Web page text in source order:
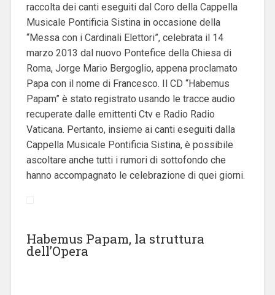
raccolta dei canti eseguiti dal Coro della Cappella
Musicale Pontificia Sistina in occasione della
“Messa con i Cardinali Elettori”, celebrata il 14
marzo 2013 dal nuovo Pontefice della Chiesa di
Roma, Jorge Mario Bergoglio, appena proclamato
Papa con il nome di Francesco. Il CD “Habemus
Papam” è stato registrato usando le tracce audio
recuperate dalle emittenti Ctv e Radio Radio
Vaticana. Pertanto, insieme ai canti eseguiti dalla
Cappella Musicale Pontificia Sistina, è possibile
ascoltare anche tutti i rumori di sottofondo che
hanno accompagnato le celebrazione di quei giorni.
Habemus Papam, la struttura
dell’Opera